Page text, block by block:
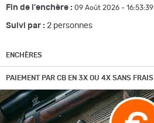
Fin de l'enchère : 09 Août 2026 - 16:53:39
Suivi par : 2 personnes
ENCHÈRES
PAIEMENT PAR CB EN 3X OU 4X SANS FRAIS